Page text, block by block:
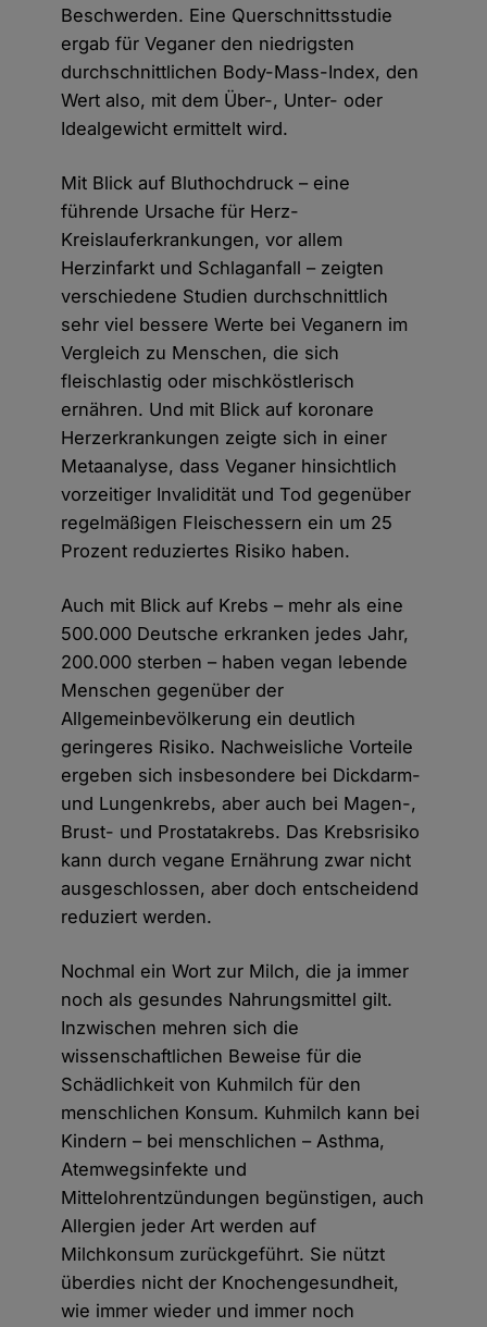
Beschwerden. Eine Querschnittsstudie
ergab für Veganer den niedrigsten
durchschnittlichen Body-Mass-Index, den
Wert also, mit dem Über-, Unter- oder
Idealgewicht ermittelt wird.
Mit Blick auf Bluthochdruck – eine
führende Ursache für Herz-
Kreislauferkrankungen, vor allem
Herzinfarkt und Schlaganfall – zeigten
verschiedene Studien durchschnittlich
sehr viel bessere Werte bei Veganern im
Vergleich zu Menschen, die sich
fleischlastig oder mischköstlerisch
ernähren. Und mit Blick auf koronare
Herzerkrankungen zeigte sich in einer
Metaanalyse, dass Veganer hinsichtlich
vorzeitiger Invalidität und Tod gegenüber
regelmäßigen Fleischessern ein um 25
Prozent reduziertes Risiko haben.
Auch mit Blick auf Krebs – mehr als eine
500.000 Deutsche erkranken jedes Jahr,
200.000 sterben – haben vegan lebende
Menschen gegenüber der
Allgemeinbevölkerung ein deutlich
geringeres Risiko. Nachweisliche Vorteile
ergeben sich insbesondere bei Dickdarm-
und Lungenkrebs, aber auch bei Magen-,
Brust- und Prostatakrebs. Das Krebsrisiko
kann durch vegane Ernährung zwar nicht
ausgeschlossen, aber doch entscheidend
reduziert werden.
Nochmal ein Wort zur Milch, die ja immer
noch als gesundes Nahrungsmittel gilt.
Inzwischen mehren sich die
wissenschaftlichen Beweise für die
Schädlichkeit von Kuhmilch für den
menschlichen Konsum. Kuhmilch kann bei
Kindern – bei menschlichen – Asthma,
Atemwegsinfekte und
Mittelohrentzündungen begünstigen, auch
Allergien jeder Art werden auf
Milchkonsum zurückgeführt. Sie nützt
überdies nicht der Knochengesundheit,
wie immer wieder und immer noch